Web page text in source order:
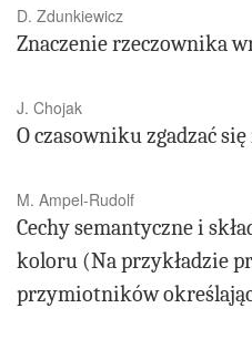
D. Zdunkiewicz
Znaczenie rzeczownika
J. Chojak
O czasowniku zgadzać się
M. Ampel-Rudolf
Cechy semantyczne i
koloru (Na przykładzie
przymiotników